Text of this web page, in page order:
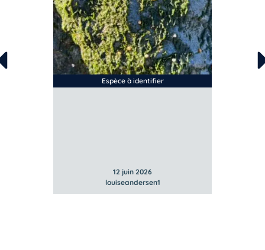
Espèce à identifier
12 juin 2026
louiseandersen1